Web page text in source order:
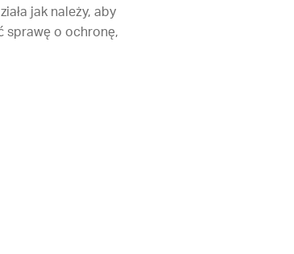
jak należy, aby
sprawę o ochronę,